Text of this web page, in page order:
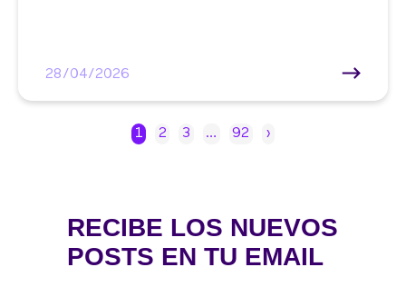
28/04/2026
1 2 3 … 92 ›